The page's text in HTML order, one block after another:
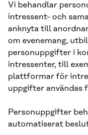
Vi behandlar
intressent- och
anknyta till
om evenemang,
personuppgifter i
intressenter, till
plattformar för
uppgifter användas
Personuppgifter
automatiserat